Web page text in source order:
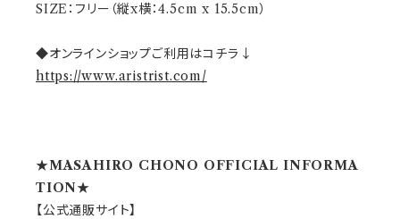
SIZE：フリー（縦x横：4.5cm x 15.5cm）
◆オンラインショップご利用はコチラ↓
https://www.aristrist.com/
★MASAHIRO CHONO OFFICIAL INFORMA
TION★
【公式通販サイト】